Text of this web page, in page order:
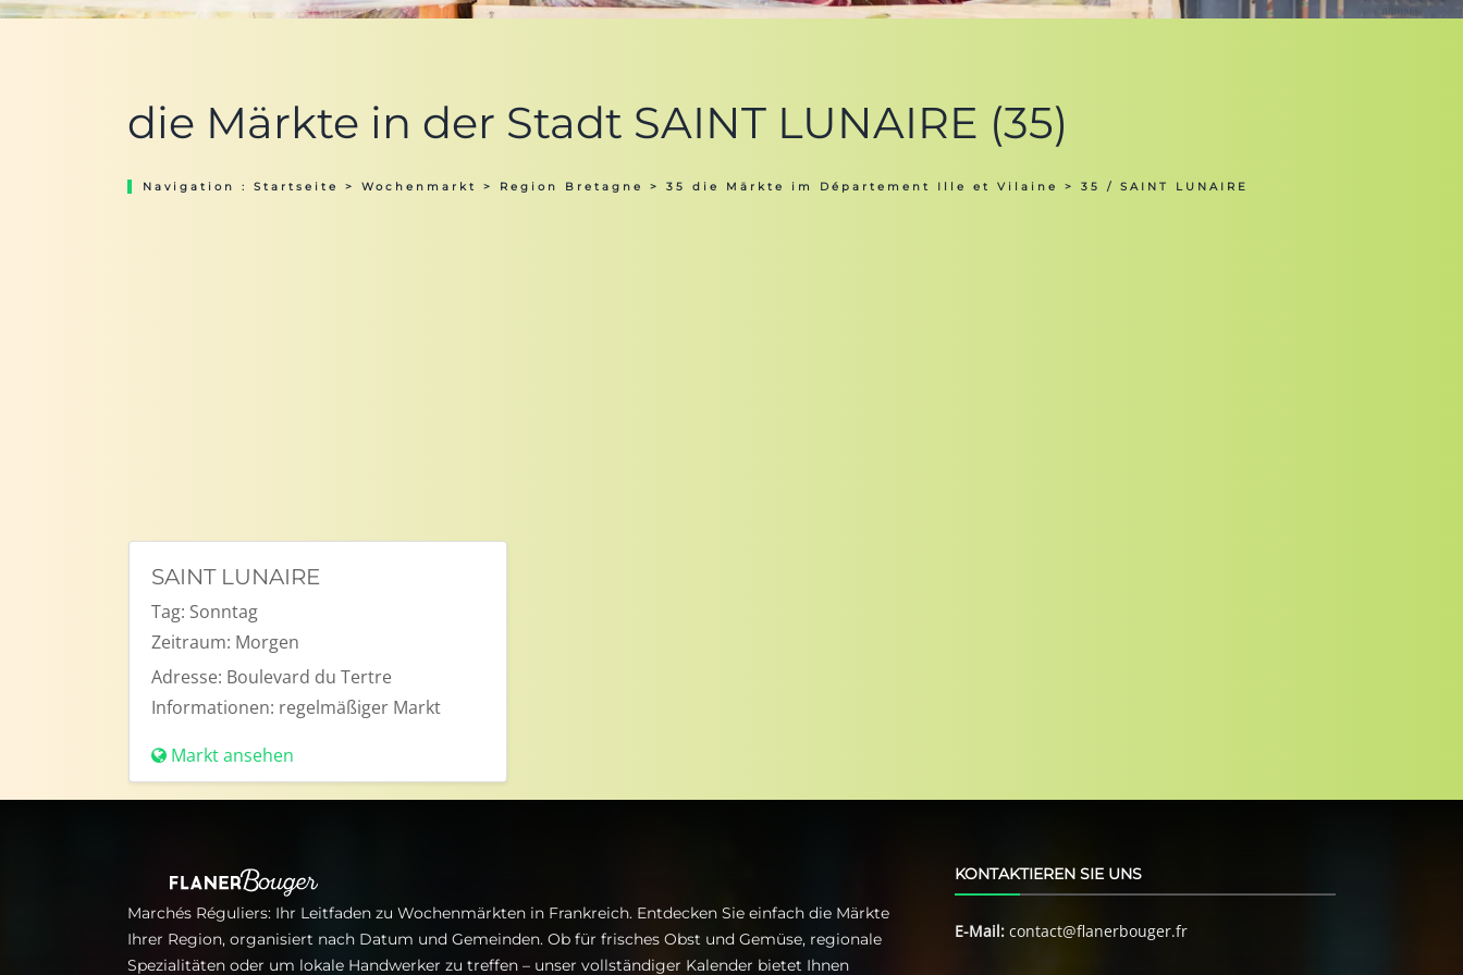
die Märkte in der Stadt SAINT LUNAIRE (35)
Navigation : Startseite > Wochenmarkt > Region Bretagne > 35 die Märkte im Département Ille et Vilaine > 35 / SAINT LUNAIRE
SAINT LUNAIRE
Tag: Sonntag
Zeitraum: Morgen
Adresse: Boulevard du Tertre
Informationen: regelmäßiger Markt
Markt ansehen
Marchés Réguliers: Ihr Leitfaden zu Wochenmärkten in Frankreich. Entdecken Sie einfach die Märkte
Ihrer Region, organisiert nach Datum und Gemeinden. Ob für frisches Obst und Gemüse, regionale
Spezialitäten oder um lokale Handwerker zu treffen – unser vollständiger Kalender bietet Ihnen
KONTAKTIEREN SIE UNS
E-Mail: contact@flanerbouger.fr